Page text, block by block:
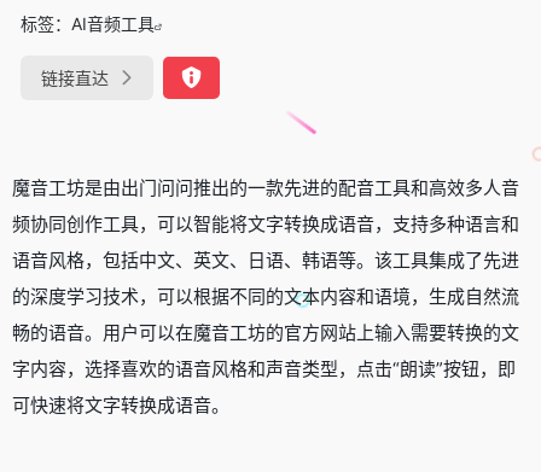
标签： AI音频工具
链接直达
魔音工坊是由出门问问推出的一款先进的配音工具和高效多人音
频协同创作工具，可以智能将文字转换成语音，支持多种语言和
语音风格，包括中文、英文、日语、韩语等。该工具集成了先进
的深度学习技术，可以根据不同的文本内容和语境，生成自然流
畅的语音。用户可以在魔音工坊的官方网站上输入需要转换的文
字内容，选择喜欢的语音风格和声音类型，点击“朗读”按钮，即
可快速将文字转换成语音。